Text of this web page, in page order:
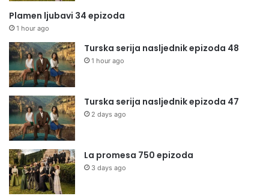
Plamen ljubavi 34 epizoda
1 hour ago
Turska serija nasljednik epizoda 48
1 hour ago
Turska serija nasljednik epizoda 47
2 days ago
La promesa 750 epizoda
3 days ago